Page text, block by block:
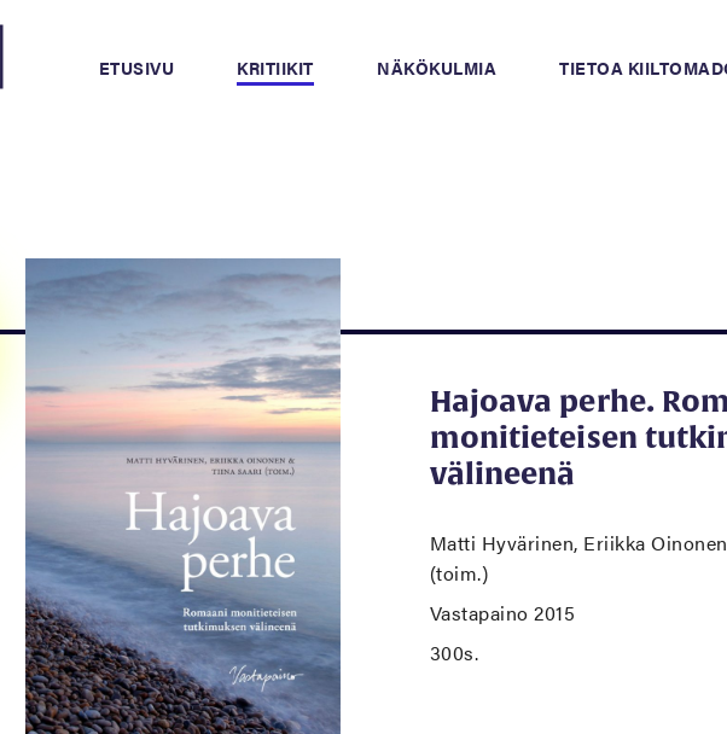
ETUSIVU KRITIIKIT NÄKÖKULMIA TIETOA
Hajoava perhe.
monitieteisen
välineenä
Matti Hyvärinen, Eriikka
(toim.)
Vastapaino 2015
300s.